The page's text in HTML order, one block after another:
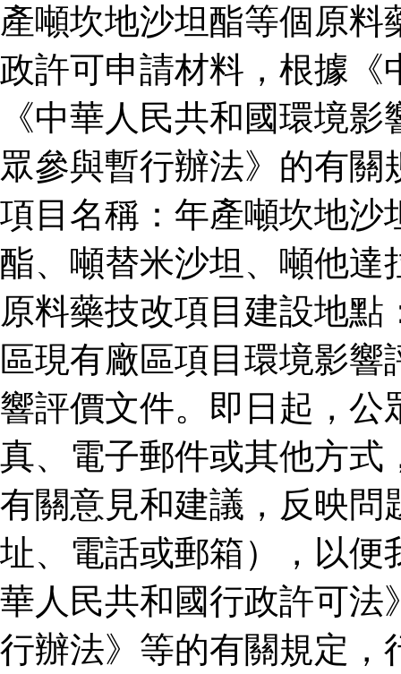
產噸坎地沙坦酯等個原
政許可申請材料，根據《
《中華人民共和國環境
眾參與暫行辦法》的有
項目名稱：年產噸坎地沙
酯、噸替米沙坦、噸他達
原料藥技改項目建設地
區現有廠區項目環境影
響評價文件。即日起，公
真、電子郵件或其他方式
有關意見和建議，反映問
址、電話或郵箱），以便
華人民共和國行政許可法
行辦法》等的有關規定，